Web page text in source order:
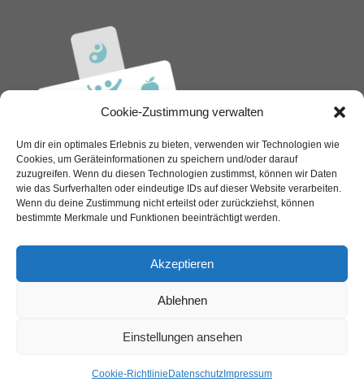
Cookie-Zustimmung verwalten
Um dir ein optimales Erlebnis zu bieten, verwenden wir Technologien wie
Cookies, um Geräteinformationen zu speichern und/oder darauf
zuzugreifen. Wenn du diesen Technologien zustimmst, können wir Daten
wie das Surfverhalten oder eindeutige IDs auf dieser Website verarbeiten.
Wenn du deine Zustimmung nicht erteilst oder zurückziehst, können
bestimmte Merkmale und Funktionen beeinträchtigt werden.
Akzeptieren
Ablehnen
Einstellungen ansehen
Cookie-Richtlinie Datenschutz Impressum
Dimbach 46/3
praxis@ordination-dimbach.at
Impressum